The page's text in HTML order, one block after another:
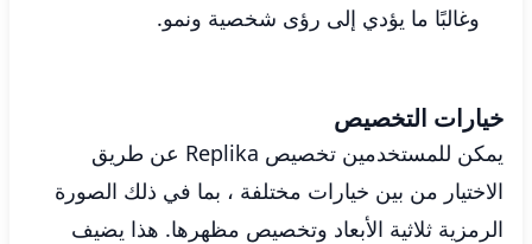
وغالبًا ما يؤدي إلى رؤى شخصية ونمو.
خيارات التخصيص
يمكن للمستخدمين تخصيص Replika عن طريق
الاختيار من بين خيارات مختلفة ، بما في ذلك الصورة
الرمزية ثلاثية الأبعاد وتخصيص مظهرها. هذا يضيف